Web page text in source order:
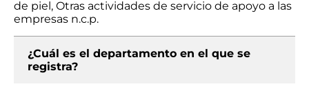
de piel, Otras actividades de servicio de apoyo a las
empresas n.c.p.
¿Cuál es el departamento en el que se
registra?